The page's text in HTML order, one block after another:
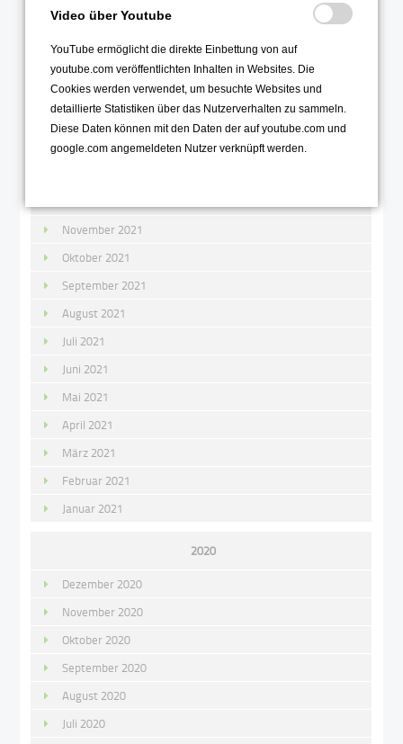
Mai 2022
April 2022
März 2022
Januar 2022
November 2021
Oktober 2021
September 2021
August 2021
Juli 2021
Juni 2021
Mai 2021
April 2021
März 2021
Februar 2021
Januar 2021
2020
Dezember 2020
November 2020
Oktober 2020
September 2020
August 2020
Juli 2020
Video über Youtube
YouTube ermöglicht die direkte Einbettung von auf
youtube.com veröffentlichten Inhalten in Websites. Die
Cookies werden verwendet, um besuchte Websites und
detaillierte Statistiken über das Nutzerverhalten zu sammeln.
Diese Daten können mit den Daten der auf youtube.com und
google.com angemeldeten Nutzer verknüpft werden.